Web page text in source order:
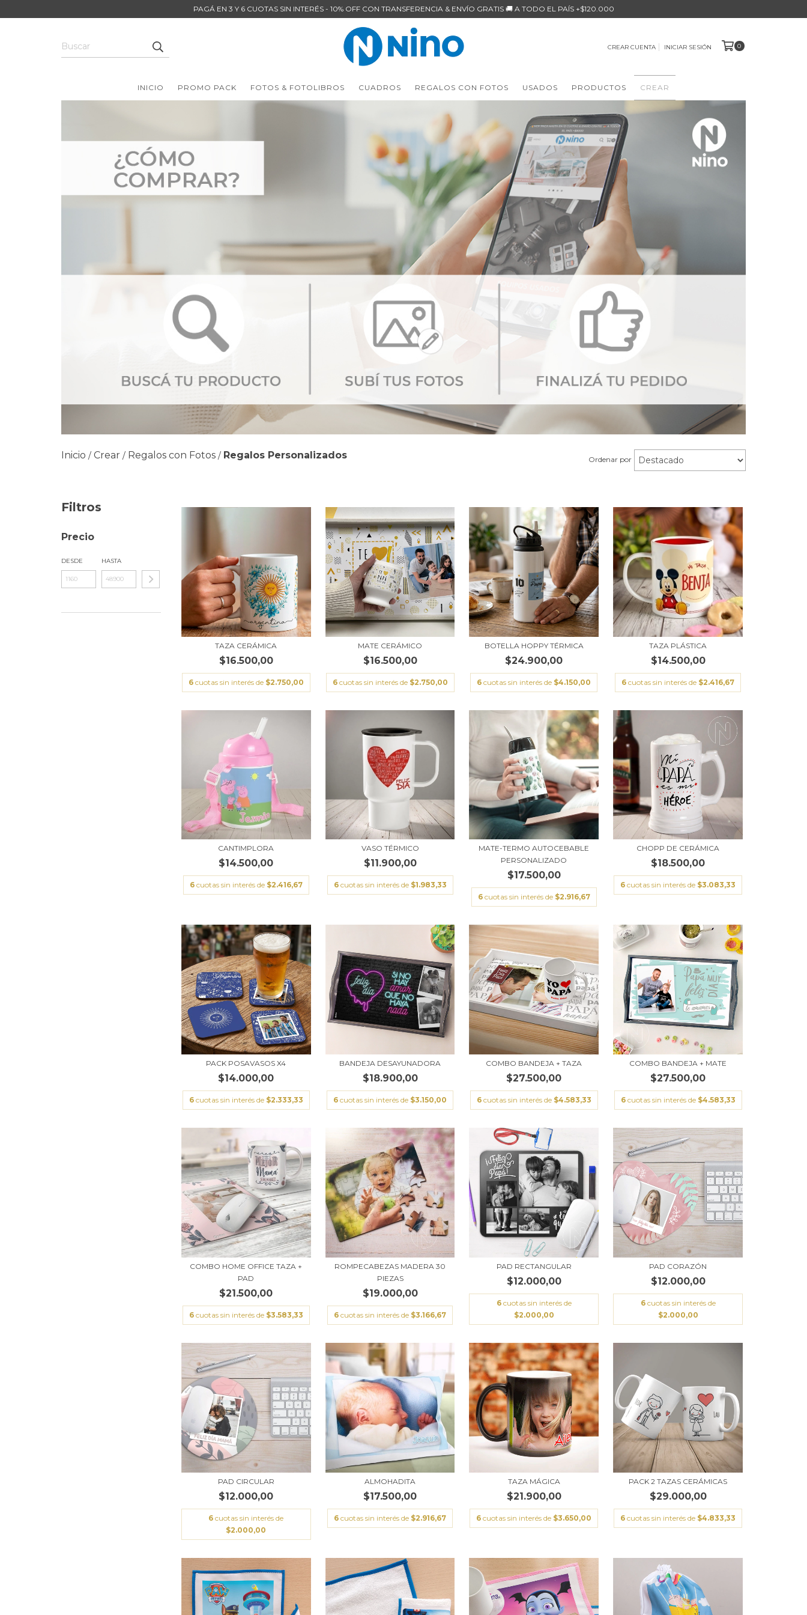
PAGÁ EN 3 Y 6 CUOTAS SIN INTERÉS - 10% OFF CON TRANSFERENCIA & ENVÍO GRATIS 🚚 A TODO EL PAÍS +$120.000
CREAR CUENTA INICIAR SESIÓN 0
INICIO PROMO PACK FOTOS & FOTOLIBROS CUADROS REGALOS CON FOTOS USADOS PRODUCTOS CREAR
Inicio / Crear / Regalos con Fotos / Regalos Personalizados Ordenar por
Filtros
Precio
DESDE HASTA
TAZA CERÁMICA
$16.500,00
6 cuotas sin interés de $2.750,00
MATE CERÁMICO
$16.500,00
6 cuotas sin interés de $2.750,00
BOTELLA HOPPY TÉRMICA
$24.900,00
6 cuotas sin interés de $4.150,00
TAZA PLÁSTICA
$14.500,00
6 cuotas sin interés de $2.416,67
CANTIMPLORA
$14.500,00
6 cuotas sin interés de $2.416,67
VASO TÉRMICO
$11.900,00
6 cuotas sin interés de $1.983,33
MATE-TERMO AUTOCEBABLE
PERSONALIZADO
$17.500,00
6 cuotas sin interés de $2.916,67
CHOPP DE CERÁMICA
$18.500,00
6 cuotas sin interés de $3.083,33
PACK POSAVASOS X4
$14.000,00
6 cuotas sin interés de $2.333,33
BANDEJA DESAYUNADORA
$18.900,00
6 cuotas sin interés de $3.150,00
COMBO BANDEJA + TAZA
$27.500,00
6 cuotas sin interés de $4.583,33
COMBO BANDEJA + MATE
$27.500,00
6 cuotas sin interés de $4.583,33
COMBO HOME OFFICE TAZA +
PAD
$21.500,00
6 cuotas sin interés de $3.583,33
ROMPECABEZAS MADERA 30
PIEZAS
$19.000,00
6 cuotas sin interés de $3.166,67
PAD RECTANGULAR
$12.000,00
6 cuotas sin interés de
$2.000,00
PAD CORAZÓN
$12.000,00
6 cuotas sin interés de
$2.000,00
PAD CIRCULAR
$12.000,00
6 cuotas sin interés de
$2.000,00
ALMOHADITA
$17.500,00
6 cuotas sin interés de $2.916,67
TAZA MÁGICA
$21.900,00
6 cuotas sin interés de $3.650,00
PACK 2 TAZAS CERÁMICAS
$29.000,00
6 cuotas sin interés de $4.833,33